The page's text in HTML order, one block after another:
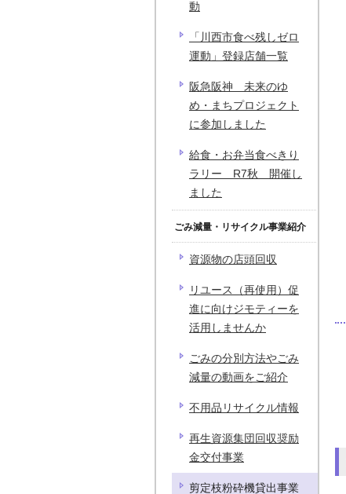
動
「川西市食べ残しゼロ
運動」登録店舗一覧
阪急阪神 未来のゆ
め・まちプロジェクト
に参加しました
給食・お弁当食べきり
ラリー R7秋 開催し
ました
ごみ減量・リサイクル事業紹介
資源物の店頭回収
リユース（再使用）促
進に向けジモティーを
活用しませんか
ごみの分別方法やごみ
減量の動画をご紹介
不用品リサイクル情報
再生資源集団回収奨励
金交付事業
剪定枝粉砕機貸出事業